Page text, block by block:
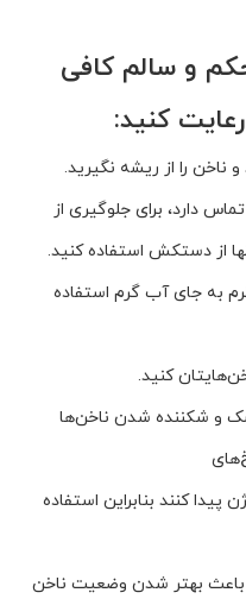
و سالم کافی
کنید:
ناخن را از ریشه نگیرید.
دارد، برای جلوگیری از
از دستکش استفاده کنید.
به جای آب گرم استفاده
کنید.
و شکننده شدن ناخن‌ها
کنند بنابراین استفاده
باعث بهتر شدن وضعیت ناخن